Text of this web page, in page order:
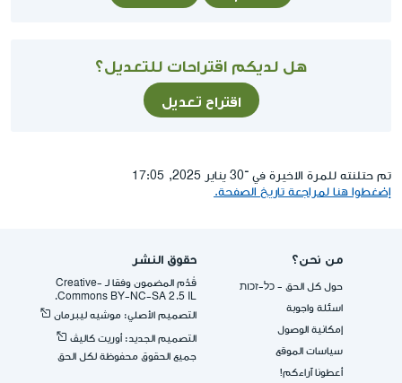
هل لديكم اقتراحات للتعديل؟
اقتراح تعديل
تم حتلنته للمرة الاخيرة في ־30 يناير 2025, 17:05
إضغطوا هنا لمراجعة تاريخ الصفحة.
من نحن؟
حول كل الحق - כל-זכות
اسئلة واجوبة
إمكانية الوصول
سياسات الموقع
أعطونا آراءكم!
حقوق النشر
قُدِّم المضمون وفقا لـ -Creative
Commons BY-NC-SA 2.5 IL.
التصميم الأصلي: موشيه ليبرمان
التصميم الجديد: أوريت كاليڤ
جميع الحقوق محفوظة لكل الحق